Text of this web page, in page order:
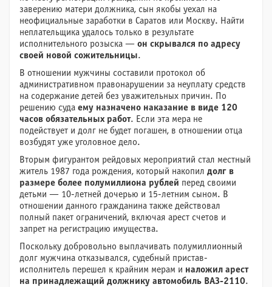
заверению матери должника, сын якобы уехал на
неофициальные заработки в Саратов или Москву. Найти
неплательщика удалось только в результате
исполнительного розыска — он скрывался по адресу
своей новой сожительницы.
В отношении мужчины составили протокол об
административном правонарушении за неуплату средств
на содержание детей без уважительных причин. По
решению суда ему назначено наказание в виде 120
часов обязательных работ. Если эта мера не
подействует и долг не будет погашен, в отношении отца
возбудят уже уголовное дело.
Вторым фигурантом рейдовых мероприятий стал местный
житель 1987 года рождения, который накопил долг в
размере более полумиллиона рублей перед своими
детьми — 10-летней дочерью и 15-летним сыном. В
отношении данного гражданина также действовал
полный пакет ограничений, включая арест счетов и
запрет на регистрацию имущества.
Поскольку добровольно выплачивать полумиллионный
долг мужчина отказывался, судебный пристав-
исполнитель перешел к крайним мерам и наложил арест
на принадлежащий должнику автомобиль ВАЗ-2110.